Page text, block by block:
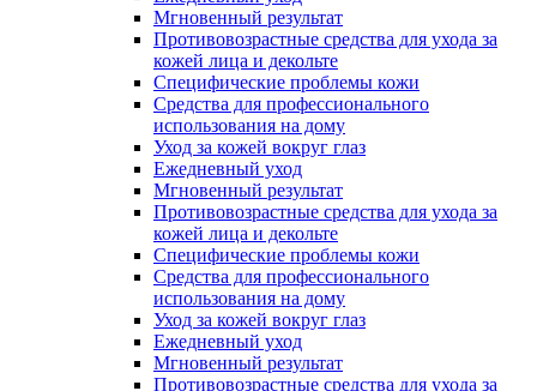
Мгновенный результат
Противовозрастные средства для ухода за
кожей лица и декольте
Специфические проблемы кожи
Средства для профессионального
использования на дому
Уход за кожей вокруг глаз
Ежедневный уход
Мгновенный результат
Противовозрастные средства для ухода за
кожей лица и декольте
Специфические проблемы кожи
Средства для профессионального
использования на дому
Уход за кожей вокруг глаз
Ежедневный уход
Мгновенный результат
Противовозрастные средства для ухода за